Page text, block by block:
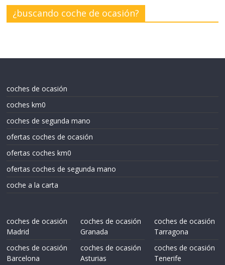
¿buscando coche de ocasión?
coches de ocasión
coches km0
coches de segunda mano
ofertas coches de ocasión
ofertas coches km0
ofertas coches de segunda mano
coche a la carta
coches de ocasión
Madrid
coches de ocasión
Barcelona
coches de ocasión
Granada
coches de ocasión
Asturias
coches de ocasión
Tarragona
coches de ocasión
Tenerife